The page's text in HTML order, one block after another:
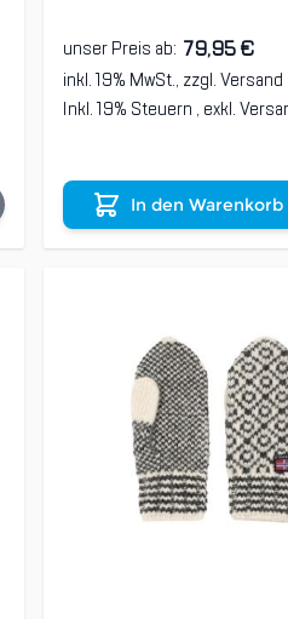
unser Preis ab: 79,95 €
inkl. 19% MwSt., zzgl.Versand
Inkl. 19% Steuern , exkl.
In den Warenkorb